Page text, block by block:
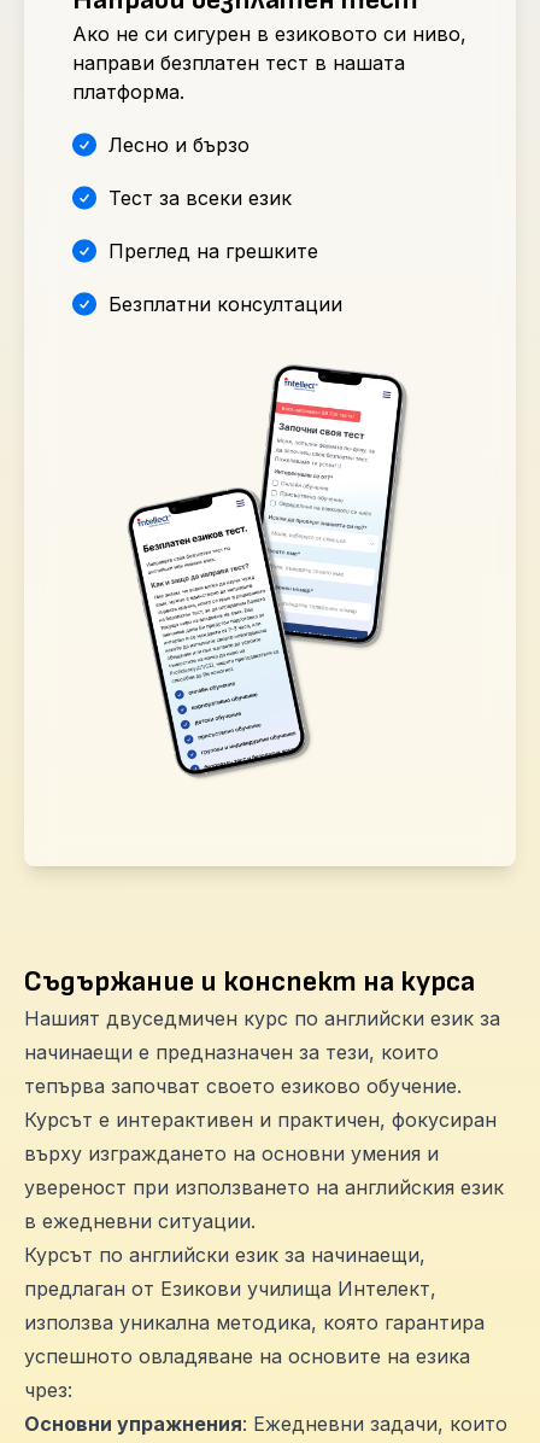
Ако не си сигурен в езиковото си ниво,
направи безплатен тест в нашата
платформа.
Лесно и бързо
Тест за всеки език
Преглед на грешките
Безплатни консултации
Съдържание и конспект на курса
Нашият двуседмичен курс по английски език за
начинаещи е предназначен за тези, които
тепърва започват своето езиково обучение.
Курсът е интерактивен и практичен, фокусиран
върху изграждането на основни умения и
увереност при използването на английския език
в ежедневни ситуации.
Курсът по английски език за начинаещи,
предлаган от Езикови училища Интелект,
използва уникална методика, която гарантира
успешното овладяване на основите на езика
чрез:
Основни упражнения: Ежедневни задачи, които